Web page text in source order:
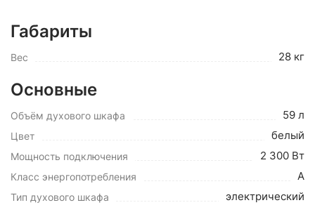
Габариты
Вес 28 кг
Основные
Объём духового шкафа 59 л
Цвет белый
Мощность подключения 2 300 Вт
Класс энергопотребления A
Тип духового шкафа электрический